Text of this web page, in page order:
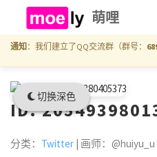
切换深色
萌哩
通知 ：我们建立了QQ交流群（群号：
ID:
分类： Twitter | 画师：@huiyu_u